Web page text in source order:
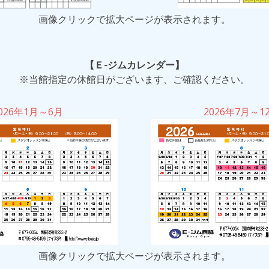
画像クリックで拡大ページが表示されます。
【Ｅ-ジムカレンダー】
※当館指定の休館日がございます、ご確認ください。
年1月～6月 2026年7月～
画像クリックで拡大ページが表示されます。